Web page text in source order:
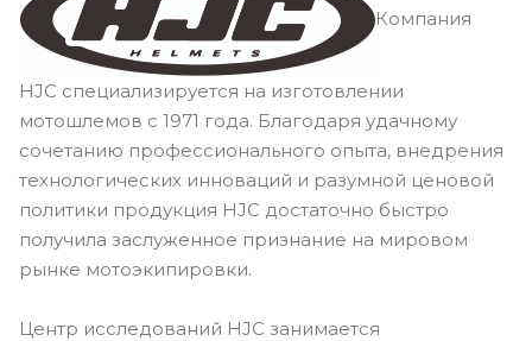
Компания
HJC специализируется на изготовлении
мотошлемов с 1971 года. Благодаря удачному
сочетанию профессионального опыта, внедрения
технологических инноваций и разумной ценовой
политики продукция HJC достаточно быстро
получила заслуженное признание на мировом
рынке мотоэкипировки.
Центр исследований HJC занимается